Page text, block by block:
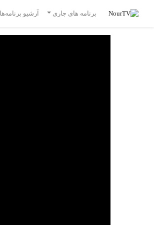
برنامه های جاری آرشیو برنامه‌ها